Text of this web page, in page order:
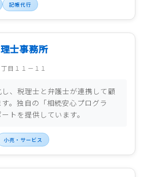
記帳代行
士事務所
目１１－１１
、税理士と弁護士が連携して顧
。独自の「相続安心プログラ
トを提供しています。
小売・サービス